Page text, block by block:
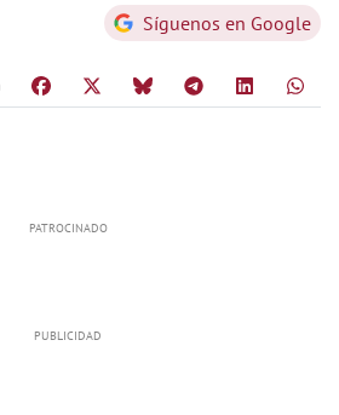
Síguenos en Google